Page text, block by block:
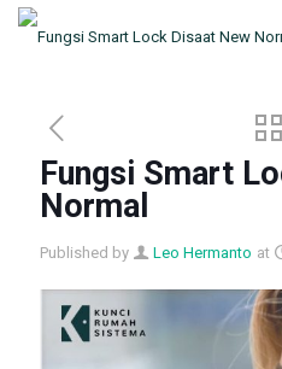
Fungsi Smart
Normal
Published by Leo Hermanto at